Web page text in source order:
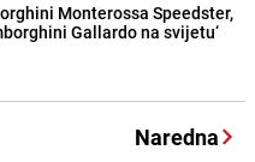
Monterossa Speedster,
Gallardo na svijetu‘
Naredna